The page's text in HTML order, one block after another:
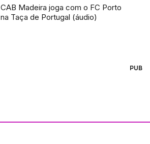
CAB Madeira joga com o FC Porto
na Taça de Portugal (áudio)
PUB